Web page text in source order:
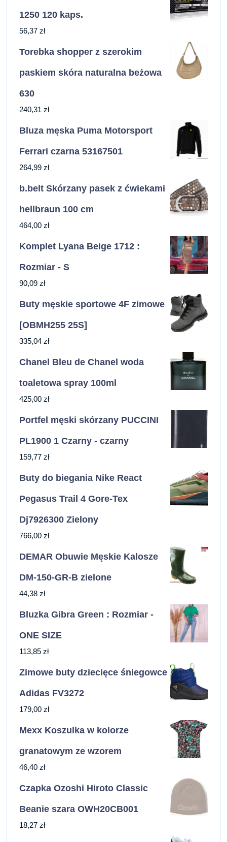
1250 120 kaps.
56,37 zł
Torebka shopper z szerokim
paskiem skóra naturalna beżowa
630
240,31 zł
Bluza męska Puma Motorsport
Ferrari czarna 53167501
264,99 zł
b.belt Skórzany pasek z ćwiekami
hellbraun 100 cm
464,00 zł
Komplet Lyana Beige 1712 :
Rozmiar - S
90,09 zł
Buty męskie sportowe 4F zimowe
[OBMH255 25S]
335,04 zł
Chanel Bleu de Chanel woda
toaletowa spray 100ml
425,00 zł
Portfel męski skórzany PUCCINI
PL1900 1 Czarny - czarny
159,77 zł
Buty do biegania Nike React
Pegasus Trail 4 Gore-Tex
Dj7926300 Zielony
766,00 zł
DEMAR Obuwie Męskie Kalosze
DM-150-GR-B zielone
44,38 zł
Bluzka Gibra Green : Rozmiar -
ONE SIZE
113,85 zł
Zimowe buty dziecięce śniegowce
Adidas FV3272
179,00 zł
Mexx Koszulka w kolorze
granatowym ze wzorem
46,40 zł
Czapka Ozoshi Hiroto Classic
Beanie szara OWH20CB001
18,27 zł